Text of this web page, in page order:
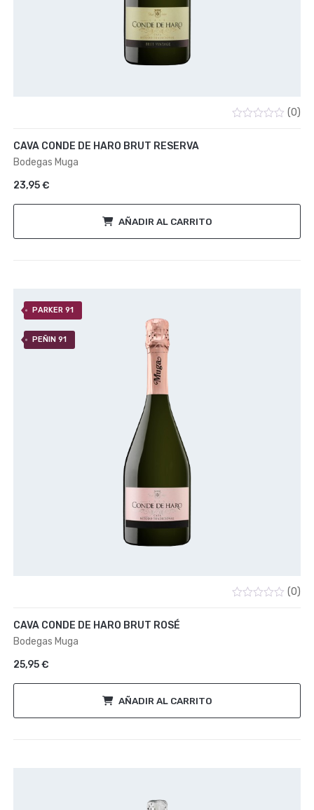
(0)
CAVA CONDE DE HARO BRUT RESERVA
Bodegas Muga
23,95€
AÑADIR AL CARRITO
PARKER 91
PEÑIN 91
(0)
CAVA CONDE DE HARO BRUT ROSÉ
Bodegas Muga
25,95€
AÑADIR AL CARRITO